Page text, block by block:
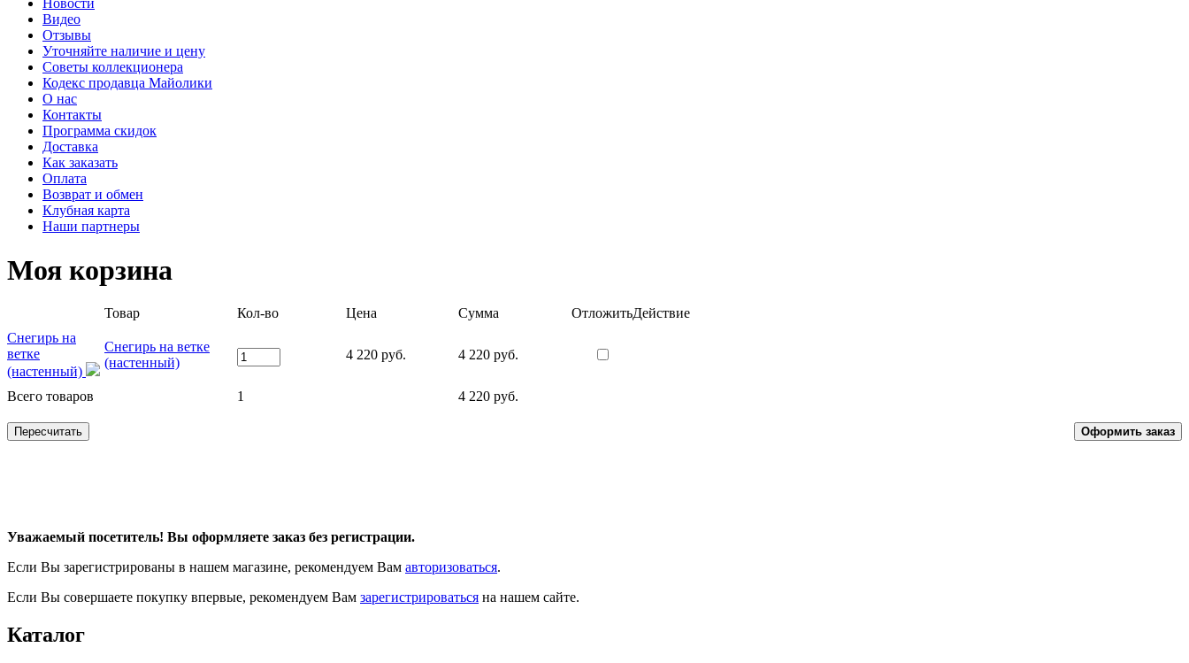
Новости
Видео
Отзывы
Уточняйте наличие и цену
Советы коллекционера
Кодекс продавца Майолики
О нас
Контакты
Программа скидок
Доставка
Как заказать
Оплата
Возврат и обмен
Клубная карта
Наши партнеры
Моя корзина
Товар Кол-во Цена Сумма ОтложитьДействие
Снегирь на
ветке
(настенный)
Снегирь на ветке
(настенный)
4 220 руб. 4 220 руб.
Всего товаров 1 4 220 руб.
Уважаемый посетитель! Вы оформляете заказ без регистрации.
Если Вы зарегистрированы в нашем магазине, рекомендуем Вам авторизоваться.
Если Вы совершаете покупку впервые, рекомендуем Вам зарегистрироваться на нашем сайте.
Каталог